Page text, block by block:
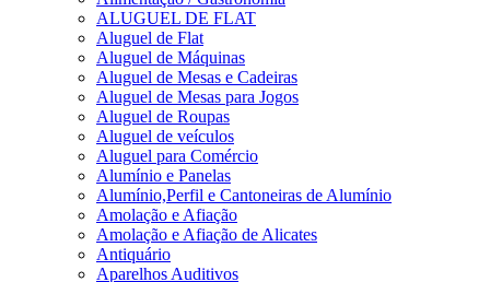
ALUGUEL DE FLAT
Aluguel de Flat
Aluguel de Máquinas
Aluguel de Mesas e Cadeiras
Aluguel de Mesas para Jogos
Aluguel de Roupas
Aluguel de veículos
Aluguel para Comércio
Alumínio e Panelas
Alumínio,Perfil e Cantoneiras de Alumínio
Amolação e Afiação
Amolação e Afiação de Alicates
Antiquário
Aparelhos Auditivos